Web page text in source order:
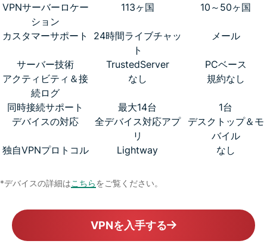
VPNサーバーロケー
ション
113ヶ国 10～50ヶ国
カスタマーサポート
24時間ライブチャッ
ト
メール
サーバー技術 TrustedServer
PCベース
アクティビティ＆接
続ログ
なし 規約なし
同時接続サポート 最大14台
1台
デバイスの対応
全デバイス対応アプ
リ
デスクトップ＆モ
バイル
独自VPNプロトコル
Lightway なし
*デバイスの詳細はこちらをご覧ください。
VPNを入手する